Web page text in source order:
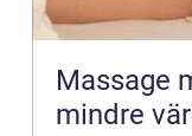
Massage malmö
mindre